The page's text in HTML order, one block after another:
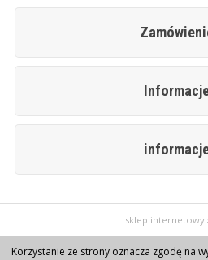
sklep internetowy
Korzystanie ze strony oznacza zgodę na